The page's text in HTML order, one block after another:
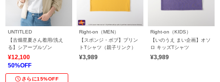
UNTITLED
【古畑星夏さん着用/洗え
る】シアーブルゾン
¥12,100
50%OFF
さらに15%OFF
Right-on（MEN）
【スポンジ・ボブ】プリン
トTシャツ（親子リンク）
¥3,989
Right-on（KIDS）
【いのうえ まい企画】オソ
ロ キッズTシャツ
¥3,989